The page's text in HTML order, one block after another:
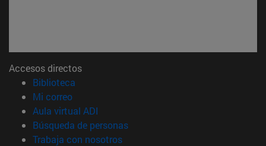
Accesos directos
Biblioteca
Mi correo(abre en nueva ventana)
Aula virtual ADI
Búsqueda de personas(abre en nueva ventana)
Trabaja con nosotros(abre en nueva ventana)